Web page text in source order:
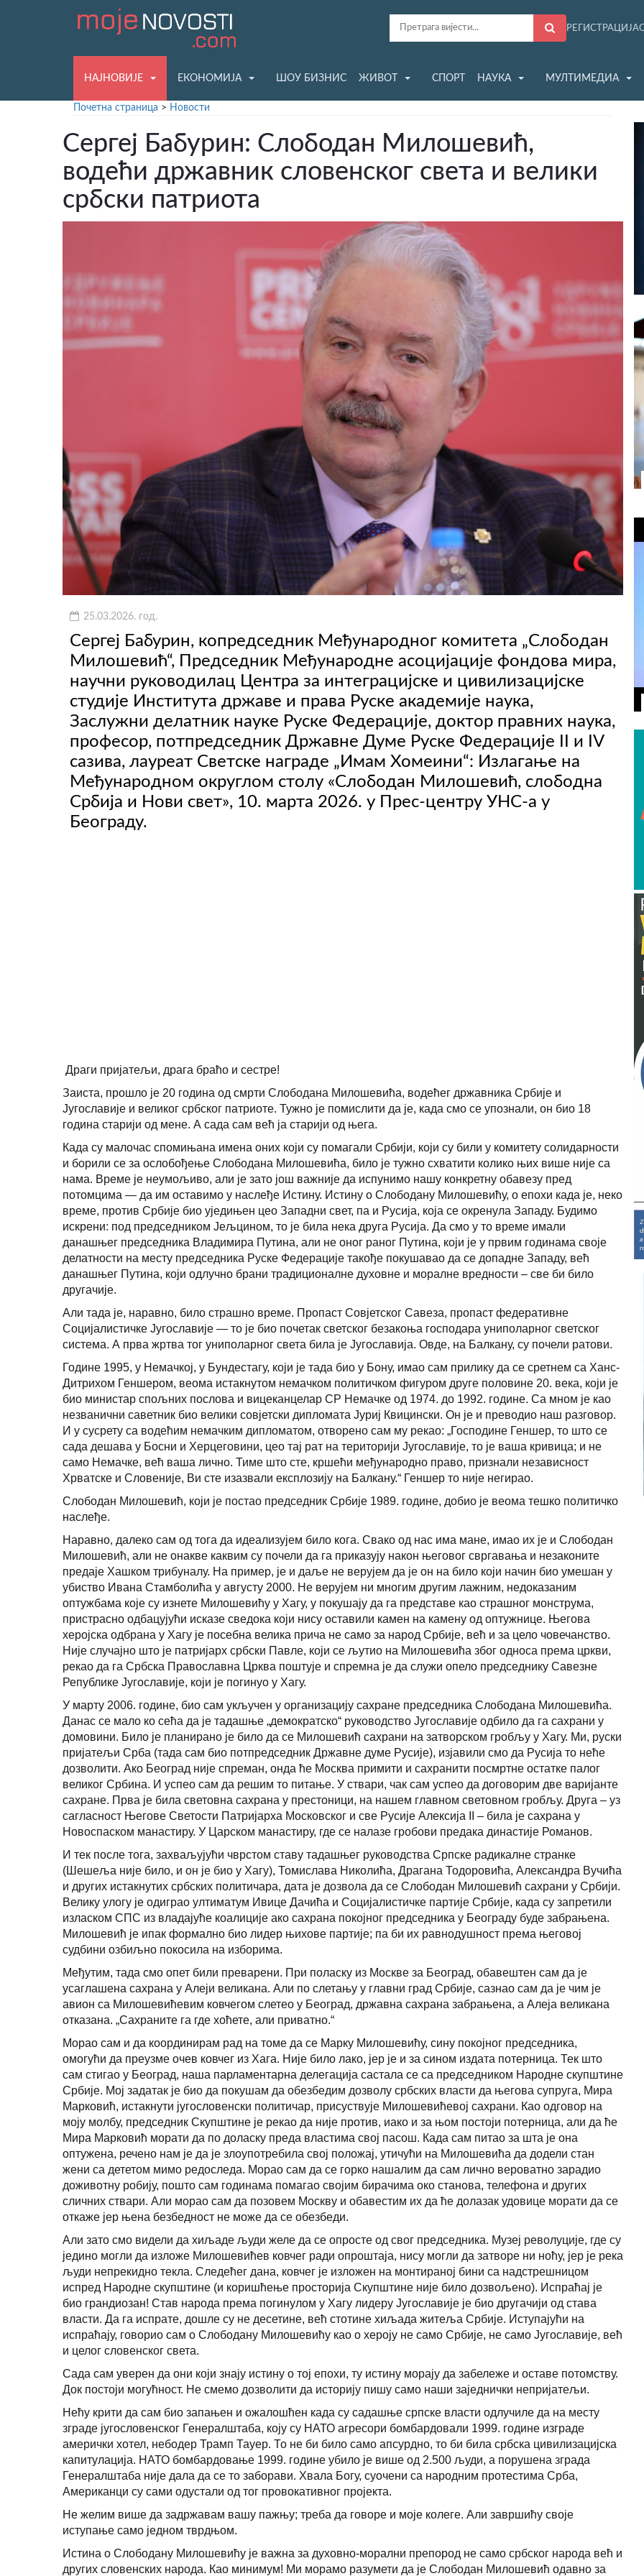
РЕГИСТРАЦИЈА
НАЈНОВИЈЕ ЕКОНОМИЈА ШОУ БИЗНИС ЖИВОТ СПОРТ НАУКА МУЛТИМЕДИА
Почетна страница > Новости
Сергеј Бабурин: Слободан Милошевић,
водећи државник словенског света и велики
србски патриота
25.03.2026. год.
Сергеј Бабурин, копредседник Међународног комитета „Слободан
Милошевић“, Председник Међународне асоцијације фондова мира,
научни руководилац Центра за интеграцијске и цивилизацијске
студије Института државе и права Руске академије наука,
Заслужни делатник науке Руске Федерације, доктор правних наука,
професор, потпредседник Државне Думе Руске Федерације II и IV
сазива, лауреат Светске награде „Имам Хомеини“: Излагање на
Међународном округлом столу «Слободан Милошевић, слободна
Србија и Нови свет», 10. марта 2026. у Прес-центру УНС-а у
Београду.
Драги пријатељи, драга браћо и сестре!
Заиста, прошло је 20 година од смрти Слободана Милошевића, водећег државника Србије и
Југославије и великог србског патриоте. Тужно је помислити да је, када смо се упознали, он био 18
година старији од мене. А сада сам већ ја старији од њега.
Када су малочас спомињана имена оних који су помагали Србији, који су били у комитету солидарности
и борили се за ослобођење Слободана Милошевића, било је тужно схватити колико њих више није са
нама. Време је неумољиво, али је зато још важније да испунимо нашу конкретну обавезу пред
потомцима — да им оставимо у наслеђе Истину. Истину о Слободану Милошевићу, о епохи када је, неко
време, против Србије био уједињен цео Западни свет, па и Русија, која се окренула Западу. Будимо
искрени: под председником Јељцином, то је била нека друга Русија. Да смо у то време имали
данашњег председника Владимира Путина, али не оног раног Путина, који је у првим годинама своје
делатности на месту председника Руске Федерације такође покушавао да се допадне Западу, већ
данашњег Путина, који одлучно брани традиционалне духовне и моралне вредности – све би било
другачије.
Али тада је, наравно, било страшно време. Пропаст Совјетског Савеза, пропаст федеративне
Социјалистичке Југославије — то је био почетак светског безакоња господара униполарног светског
система. А прва жртва тог униполарног света била је Југославија. Овде, на Балкану, су почели ратови.
Године 1995, у Немачкој, у Бундестагу, који је тада био у Бону, имао сам прилику да се сретнем са Ханс-
Дитрихом Геншером, веома истакнутом немачком политичком фигуром друге половине 20. века, који је
био министар спољних послова и вицеканцелар СР Немачке од 1974. до 1992. године. Са мном је као
незванични саветник био велики совјетски дипломата Јуриј Квицински. Он је и преводио наш разговор.
И у сусрету са водећим немачким дипломатом, отворено сам му рекао: „Господине Геншер, то што се
сада дешава у Босни и Херцеговини, цео тај рат на територији Југославије, то је ваша кривица; и не
само Немачке, већ ваша лично. Тиме што сте, кршећи међународно право, признали независност
Хрватске и Словеније, Ви сте изазвали експлозију на Балкану.“ Геншер то није негирао.
Слободан Милошевић, који је постао председник Србије 1989. године, добио је веома тешко политичко
наслеђе.
Наравно, далеко сам од тога да идеализујем било кога. Свако од нас има мане, имао их је и Слободан
Милошевић, али не онакве каквим су почели да га приказују након његовог свргавања и незаконите
предаје Хашком трибуналу. На пример, је и даље не верујем да је он на било који начин био умешан у
убиство Ивана Стамболића у августу 2000. Не верујем ни многим другим лажним, недоказаним
оптужбама које су изнете Милошевићу у Хагу, у покушају да га представе као страшног монструма,
пристрасно одбацујући исказе сведока који нису оставили камен на камену од оптужнице. Његова
херојска одбрана у Хагу је посебна велика прича не само за народ Србије, већ и за цело човечанство.
Није случајно што је патријарх србски Павле, који се љутио на Милошевића због односа према цркви,
рекао да га Србска Православна Црква поштује и спремна је да служи опело председнику Савезне
Републике Југославије, који је погинуо у Хагу.
У марту 2006. године, био сам укључен у организацију сахране председника Слободана Милошевића.
Данас се мало ко сећа да је тадашње „демократско“ руководство Југославије одбило да га сахрани у
домовини. Било је планирано је било да се Милошевић сахрани на затворском гробљу у Хагу. Ми, руски
пријатељи Срба (тада сам био потпредседник Државне думе Русије), изјавили смо да Русија то неће
дозволити. Ако Београд није спреман, онда ће Москва примити и сахранити посмртне остатке палог
великог Србина. И успео сам да решим то питање. У ствари, чак сам успео да договорим две варијанте
сахране. Прва је била световна сахрана у престоници, на нашем главном световном гробљу. Друга – уз
сагласност Његове Светости Патријарха Московског и све Русије Алексија II – била је сахрана у
Новоспаском манастиру. У Царском манастиру, где се налазе гробови предака династије Романов.
И тек после тога, захваљујући чврстом ставу тадашњег руководства Српске радикалне странке
(Шешеља није било, и он је био у Хагу), Томислава Николића, Драгана Тодоровића, Александра Вучића
и других истакнутих србских политичара, дата је дозвола да се Слободан Милошевић сахрани у Србији.
Велику улогу је одиграо ултиматум Ивице Дачића и Социјалистичке партије Србије, када су запретили
изласком СПС из владајуће коалиције ако сахрана покојног председника у Београду буде забрањена.
Милошевић је ипак формално био лидер њихове партије; па би их равнодушност према његовој
судбини озбиљно покосила на изборима.
Међутим, тада смо опет били преварени. При поласку из Москве за Београд, обавештен сам да је
усаглашена сахрана у Алеји великана. Али по слетању у главни град Србије, сазнао сам да је чим је
авион са Милошевићевим ковчегом слетео у Београд, државна сахрана забрањена, а Алеја великана
отказана. „Сахраните га где хоћете, али приватно.“
Морао сам и да координирам рад на томе да се Марку Милошевићу, сину покојног председника,
омогући да преузме очев ковчег из Хага. Није било лако, јер је и за сином издата потерница. Тек што
сам стигао у Београд, наша парламентарна делегација састала се са председником Народне скупштине
Србије. Мој задатак је био да покушам да обезбедим дозволу србских власти да његова супруга, Мира
Марковић, истакнути југословенски политичар, присуствује Милошевићевој сахрани. Као одговор на
моју молбу, председник Скупштине је рекао да није против, иако и за њом постоји потерница, али да ће
Мира Марковић морати да по доласку преда властима свој пасош. Када сам питао за шта је она
оптужена, речено нам је да је злоупотребила свој положај, утичући на Милошевића да додели стан
жени са дететом мимо редоследа. Морао сам да се горко нашалим да сам лично вероватно зарадио
доживотну робију, пошто сам годинама помагао својим бирачима око станова, телефона и других
сличних ствари. Али морао сам да позовем Москву и обавестим их да ће долазак удовице морати да се
откаже јер њена безбедност не може да се обезбеди.
Али зато смо видели да хиљаде људи желе да се опросте од свог председника. Музеј револуције, где су
једино могли да изложе Милошевићев ковчег ради опроштаја, нису могли да затворе ни ноћу, јер је река
људи непрекидно текла. Следећег дана, ковчег је изложен на монтираној бини са надстрешницом
испред Народне скупштине (и коришћење просторија Скупштине није било дозвољено). Испраћај је
био грандиозан! Став народа према погинулом у Хагу лидеру Југославије је био другачији од става
власти. Да га испрате, дошле су не десетине, већ стотине хиљада житеља Србије. Иступајући на
испраћају, говорио сам о Слободану Милошевићу као о хероју не само Србије, не само Југославије, већ
и целог словенског света.
Сада сам уверен да они који знају истину о тој епохи, ту истину морају да забележе и оставе потомству.
Док постоји могућност. Не смемо дозволити да историју пишу само наши заједнички непријатељи.
Нећу крити да сам био запањен и ожалошћен када су садашње српске власти одлучиле да на месту
зграде југословенског Генералштаба, коју су НАТО агресори бомбардовали 1999. године изграде
амерички хотел, небодер Трамп Тауер. То не би било само апсурдно, то би била србска цивилизацијска
капитулација. НАТО бомбардовање 1999. године убило је више од 2.500 људи, а порушена зграда
Генералштаба није дала да се то заборави. Хвала Богу, суочени са народним протестима Срба,
Американци су сами одустали од тог провокативног пројекта.
Не желим више да задржавам вашу пажњу; треба да говоре и моје колеге. Али завршићу своје
иступање само једном тврдњом.
Истина о Слободану Милошевићу је важна за духовно-морални препород не само србског народа већ и
других словенских народа. Као минимум! Ми морамо разумети да је Слободан Милошевић одавно за